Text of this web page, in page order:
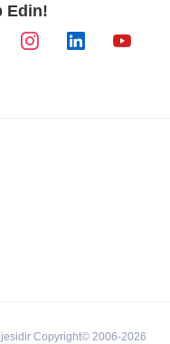
sporla buluşuyor
Edin!
Copyright© 2006-2026